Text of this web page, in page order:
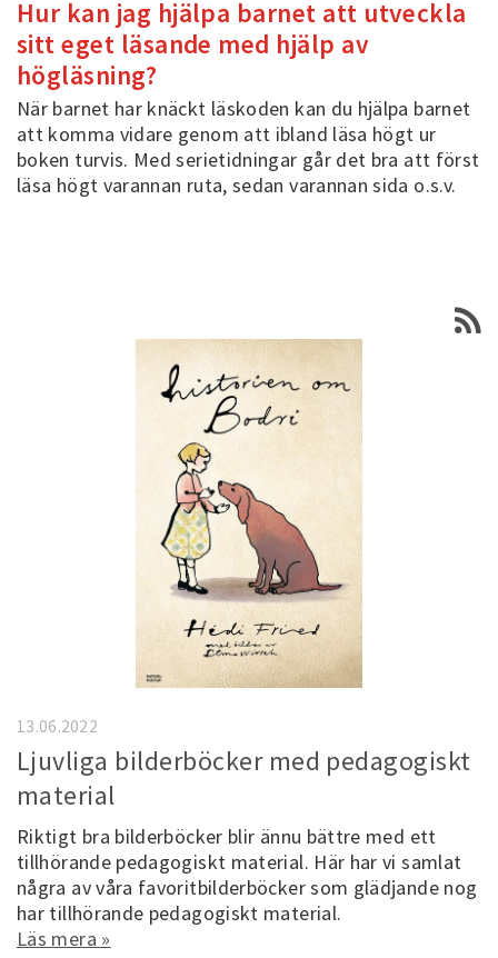
Hur kan jag hjälpa barnet att utveckla
sitt eget läsande med hjälp av
högläsning?
När barnet har knäckt läskoden kan du hjälpa barnet
att komma vidare genom att ibland läsa högt ur
boken turvis. Med serietidningar går det bra att först
läsa högt varannan ruta, sedan varannan sida o.s.v.
Ljuvliga bilderböcker med pedagogiskt
material
Riktigt bra bilderböcker blir ännu bättre med ett
tillhörande pedagogiskt material. Här har vi samlat
några av våra favoritbilderböcker som glädjande nog
har tillhörande pedagogiskt material.
Läs mera »
13.06.2022